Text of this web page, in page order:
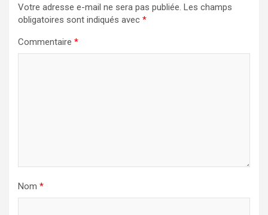
Votre adresse e-mail ne sera pas publiée. Les champs
obligatoires sont indiqués avec *
Commentaire *
Nom *